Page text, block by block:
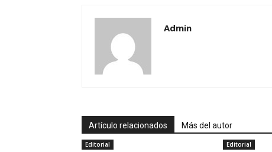
Admin
Artículo relacionados Más del autor
Editorial Editorial